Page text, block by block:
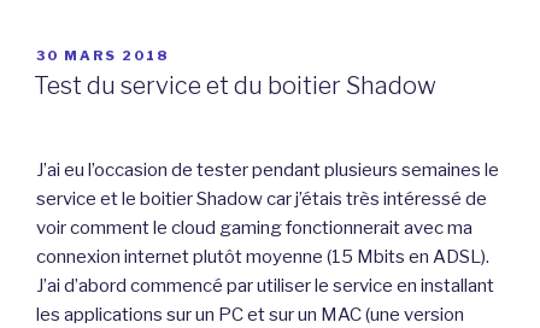
PUBLIÉ
LE
30 MARS 2018
Test du service et du boitier Shadow
J’ai eu l’occasion de tester pendant plusieurs semaines le
service et le boitier Shadow car j’étais très intéressé de
voir comment le cloud gaming fonctionnerait avec ma
connexion internet plutôt moyenne (15 Mbits en ADSL).
J’ai d’abord commencé par utiliser le service en installant
les applications sur un PC et sur un MAC (une version